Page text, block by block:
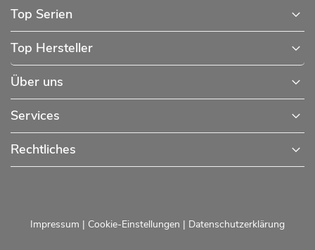
Top Serien
Top Hersteller
Über uns
Services
Rechtliches
Impressum | Cookie-Einstellungen | Datenschutzerklärung